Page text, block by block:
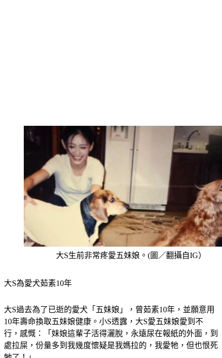
大S生前非常疼愛五妹娘。(圖／翻攝自IG）
10年壽命換取五妹娘健康。小S透露，大S愛五妹娘愛到不
行，感慨：「妹娘這輩子活得灑脫，永遠尿在報紙的外面，到
處拉屎，份量多到我幾度懷疑是我媽拉的，我愛牠，但也恨死
牠了！」